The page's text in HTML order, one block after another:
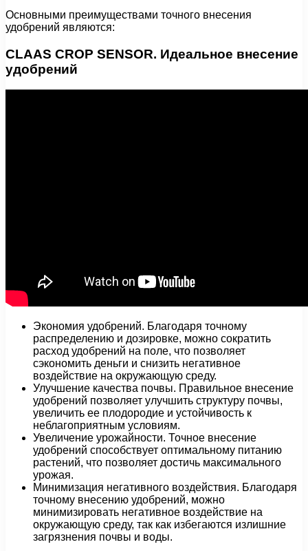
Основными преимуществами точного внесения
удобрений являются:
CLAAS CROP SENSOR. Идеальное внесение
удобрений
Экономия удобрений. Благодаря точному
распределению и дозировке, можно сократить
расход удобрений на поле, что позволяет
сэкономить деньги и снизить негативное
воздействие на окружающую среду.
Улучшение качества почвы. Правильное внесение
удобрений позволяет улучшить структуру почвы,
увеличить ее плодородие и устойчивость к
неблагоприятным условиям.
Увеличение урожайности. Точное внесение
удобрений способствует оптимальному питанию
растений, что позволяет достичь максимального
урожая.
Минимизация негативного воздействия. Благодаря
точному внесению удобрений, можно
минимизировать негативное воздействие на
окружающую среду, так как избегаются излишние
загрязнения почвы и воды.